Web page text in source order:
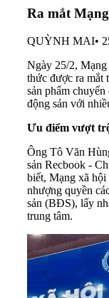
Ra mắt
QUỲNH MAI•
Ngày 25/2, Mạng
thức được ra mắt
sản phẩm
động sản với
Ưu điểm vượt
Ông Tô Văn
sản Recbook -
biết, Mạng xã hội
nhượng quyền
sản (BĐS), lấy
trung tâm.